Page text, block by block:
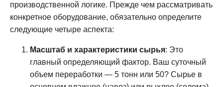
производственной логике. Прежде чем рассматривать
конкретное оборудование, обязательно определите
следующие четыре аспекта:
Масштаб и характеристики сырья: Это
главный определяющий фактор. Ваш суточный
объем переработки — 5 тонн или 50? Сырье в